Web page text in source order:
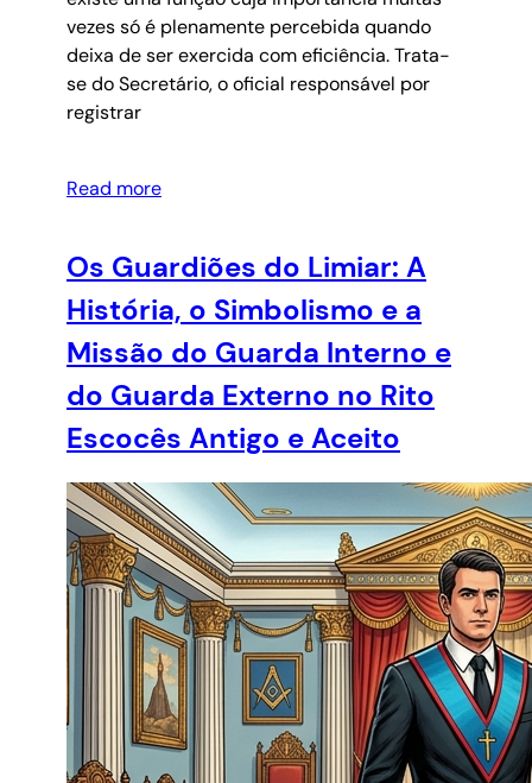
vezes só é plenamente percebida quando
deixa de ser exercida com eficiência. Trata-
se do Secretário, o oficial responsável por
registrar
Read more
Os Guardiões do Limiar: A
História, o Simbolismo e a
Missão do Guarda Interno e
do Guarda Externo no Rito
Escocês Antigo e Aceito